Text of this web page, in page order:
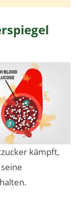
kämpft,